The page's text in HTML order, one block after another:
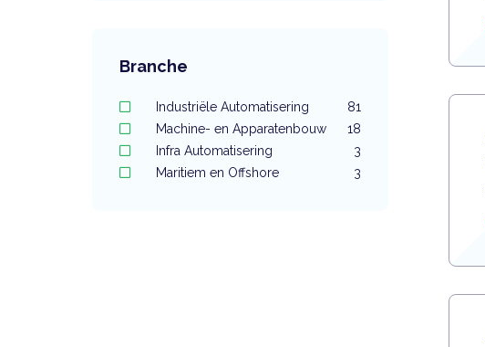
Branche
Industriële Automatisering
81
Machine- en Apparatenbouw
18
Infra Automatisering
3
Maritiem en Offshore
3